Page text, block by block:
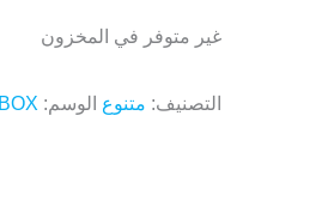
غير متوفر في المخزون
التصنيف: متنوع الوسم: